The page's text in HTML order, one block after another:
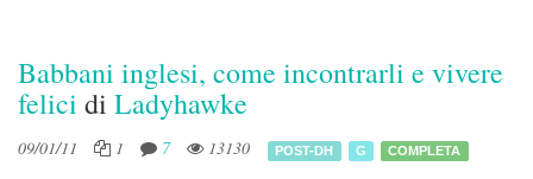
Babbani inglesi, come incontrarli e vivere
felici di Ladyhawke
09/01/11 1 7 13130 POST-DH G COMPLETA